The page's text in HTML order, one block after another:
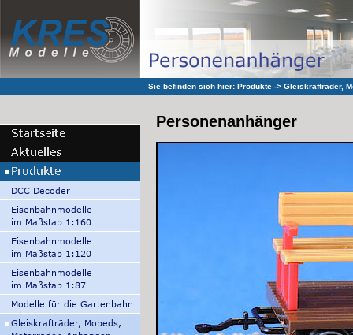
Sie befinden sich hier: Produkte -> Gleiskrafträder,
Personenanhänger